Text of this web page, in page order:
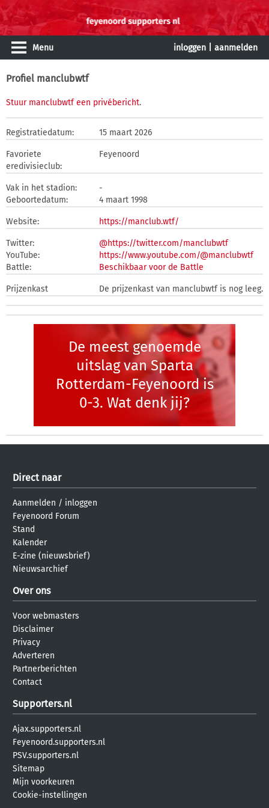
Menu inloggen aanmelden
Profiel manclubwtf
Stuur manclubwtf een privébericht.
Registratiedatum: 15 maart 2026
Favoriete
eredivisieclub:
Feyenoord
Vak in het stadion:
-
Geboortedatum:
4 maart 1998
Website: https://manclub.wtf/
Twitter:
@https://twitter.com/manclubwtf
YouTube:
https://www.youtube.com/@manclubwtf
Battle:
Beschikbaar voor de Battle
Prijzenkast De prijzenkast van manclubwtf is nog leeg.
De meest genoemde
uitslag van Sparta
Rotterdam-Feyenoord is
0-3. Wat denk jij?
Direct naar
Aanmelden / inloggen
Feyenoord Forum
Stand
Kalender
E-zine (nieuwsbrief)
Nieuwsarchief
Over ons
Voor webmasters
Disclaimer
Privacy
Adverteren
Partnerberichten
Contact
Supporters.nl
Ajax.supporters.nl
Feyenoord.supporters.nl
PSV.supporters.nl
Sitemap
Mijn voorkeuren
Cookie-instellingen